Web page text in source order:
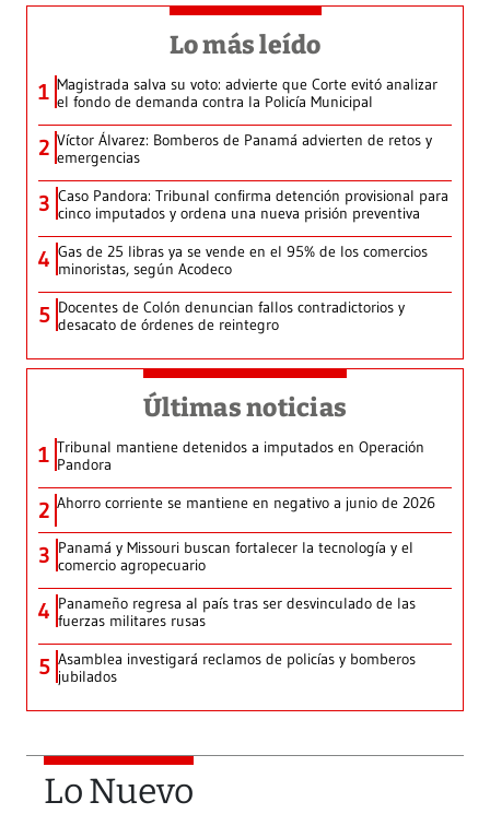
Lo más leído
1 Magistrada salva su voto: advierte que Corte evitó analizar
el fondo de demanda contra la Policía Municipal
2 Víctor Álvarez: Bomberos de Panamá advierten de retos y
emergencias
3 Caso Pandora: Tribunal confirma detención provisional para
cinco imputados y ordena una nueva prisión preventiva
4 Gas de 25 libras ya se vende en el 95% de los comercios
minoristas, según Acodeco
5 Docentes de Colón denuncian fallos contradictorios y
desacato de órdenes de reintegro
Últimas noticias
1 Tribunal mantiene detenidos a imputados en Operación
Pandora
2 Ahorro corriente se mantiene en negativo a junio de 2026
3 Panamá y Missouri buscan fortalecer la tecnología y el
comercio agropecuario
4 Panameño regresa al país tras ser desvinculado de las
fuerzas militares rusas
5 Asamblea investigará reclamos de policías y bomberos
jubilados
Lo Nuevo